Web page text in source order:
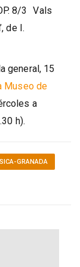
8/3 Vals
de I.
general, 15
Museo de
a
h).
GRANADA